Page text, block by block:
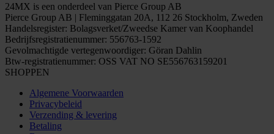
24MX is een onderdeel van Pierce Group AB
Pierce Group AB | Fleminggatan 20A, 112 26 Stockholm, Zweden
Handelsregister: Bolagsverket/Zweedse Kamer van Koophandel
Bedrijfsregistratienummer: 556763-1592
Gevolmachtigde vertegenwoordiger: Göran Dahlin
Btw-registratienummer: OSS VAT NO SE556763159201
SHOPPEN
Algemene Voorwaarden
Privacybeleid
Verzending & levering
Betaling